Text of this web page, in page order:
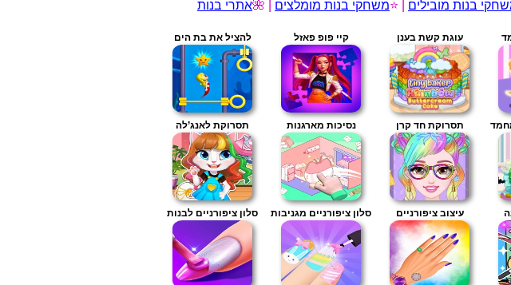
בנות מובילים | ⭐משחקי בנות מומלצים | 🌺אתרי בנות
עוגת קשת בענן קיי פופ פאזל להציל את בת הים
תסרוקת חד קרן נסיכות מארגנות תסרוקת לאנג’לה
עיצוב ציפורניים סלון ציפורניים מגניבות סלון ציפורניים לבנות